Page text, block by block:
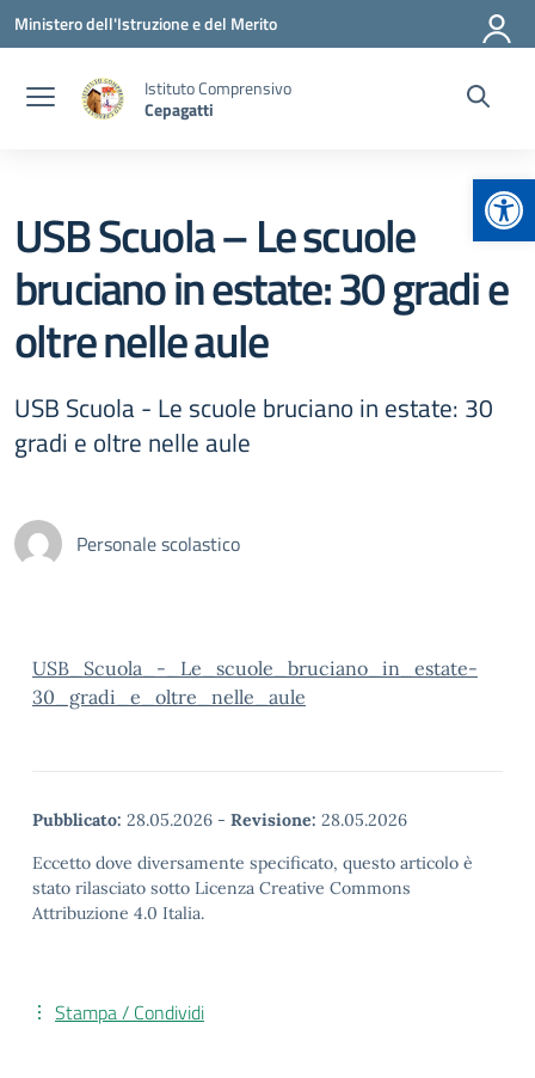
Vai ai contenuti
Vai al menu di navigazione
Vai al footer
Ministero dell'Istruzione e del Merito
Istituto Comprensivo
Cepagatti
USB Scuola – Le scuole
bruciano in estate: 30 gradi e
oltre nelle aule
USB Scuola - Le scuole bruciano in estate: 30
gradi e oltre nelle aule
Personale scolastico
USB_Scuola_-_Le_scuole_bruciano_in_estate-
30_gradi_e_oltre_nelle_aule
Pubblicato: 28.05.2026 - Revisione: 28.05.2026
Eccetto dove diversamente specificato, questo articolo è
stato rilasciato sotto Licenza Creative Commons
Attribuzione 4.0 Italia.
Stampa / Condividi